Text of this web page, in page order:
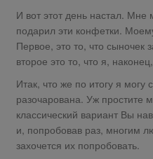
И вот этот день настал.
подарил эти конфетки.
Первое, это то, что сыночек
второе это то, что я,
Итак, что же по итогу я могу
разочарована. Уж простите
классический вариант Вы
и, попробовав раз, многим
захочется их попробовать.